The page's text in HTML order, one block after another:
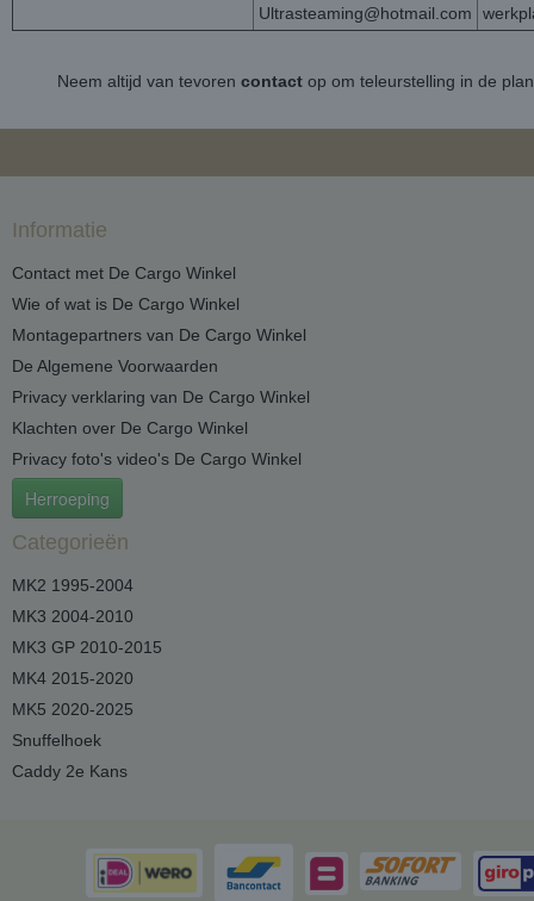
Ultrasteaming@hotmail.com
Neem altijd van tevoren contactop om teleurstelling in de
Informatie
Contact met De Cargo Winkel
Wie of wat is De Cargo Winkel
Montagepartners van De Cargo Winkel
De Algemene Voorwaarden
Privacy verklaring van De Cargo Winkel
Klachten over De Cargo Winkel
Privacy foto's video's De Cargo Winkel
Herroeping
Categorieën
MK2 1995-2004
MK3 2004-2010
MK3 GP 2010-2015
MK4 2015-2020
MK5 2020-2025
Snuffelhoek
Caddy 2e Kans